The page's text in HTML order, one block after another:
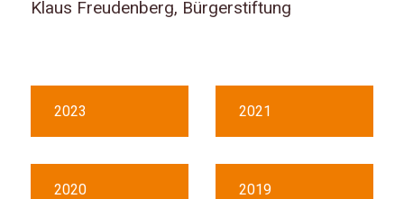
Klaus Freudenberg, Bürgerstiftung
2023 2021
2020 2019